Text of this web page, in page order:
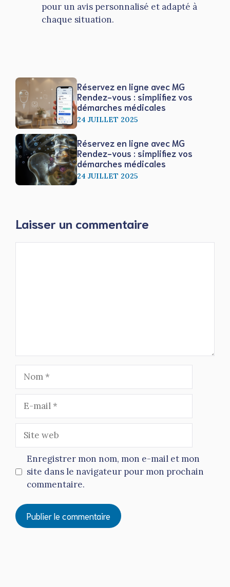
pour un avis personnalisé et adapté à
chaque situation.
Réservez en ligne avec MG
Rendez-vous : simplifiez vos
démarches médicales
24 JUILLET 2025
Réservez en ligne avec MG
Rendez-vous : simplifiez vos
démarches médicales
24 JUILLET 2025
Laisser un commentaire
mail
web
Enregistrer mon nom, mon e-mail et mon
site dans le navigateur pour mon prochain
commentaire.